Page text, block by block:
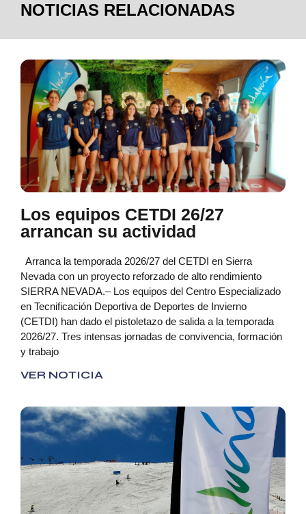
NOTICIAS RELACIONADAS
Los equipos CETDI 26/27
arrancan su actividad
Arranca la temporada 2026/27 del CETDI en Sierra
Nevada con un proyecto reforzado de alto rendimiento
SIERRA NEVADA.– Los equipos del Centro Especializado
en Tecnificación Deportiva de Deportes de Invierno
(CETDI) han dado el pistoletazo de salida a la temporada
2026/27. Tres intensas jornadas de convivencia, formación
y trabajo
VER NOTICIA